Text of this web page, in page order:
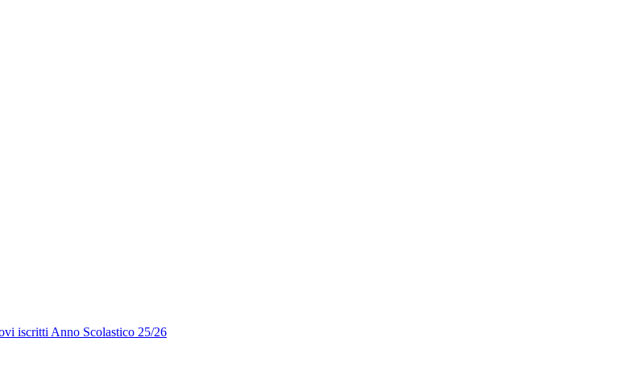
iscritti Anno Scolastico 25/26